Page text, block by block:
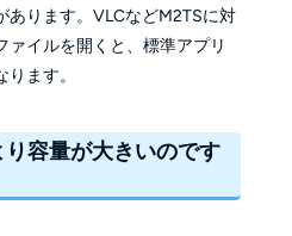
あります。VLCなどM2TSに対
ァイルを開くと、標準アプリ
ます。
容量が大きいのです